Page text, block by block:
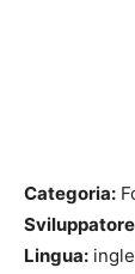
Categoria:
Lingua: